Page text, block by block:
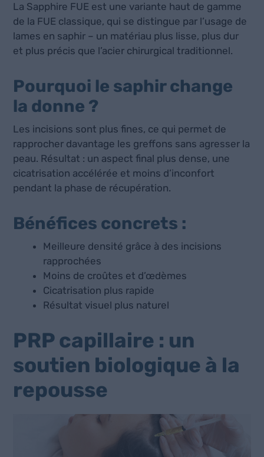
La Sapphire FUE est une variante haut de gamme
de la FUE classique, qui se distingue par l’usage de
lames en saphir – un matériau plus lisse, plus dur
et plus précis que l’acier chirurgical traditionnel.
Pourquoi le saphir change
la donne ?
Les incisions sont plus fines, ce qui permet de
rapprocher davantage les greffons sans agresser la
peau. Résultat : un aspect final plus dense, une
cicatrisation accélérée et moins d’inconfort
pendant la phase de récupération.
Bénéfices concrets :
Meilleure densité grâce à des incisions
rapprochées
Moins de croûtes et d’œdèmes
Cicatrisation plus rapide
Résultat visuel plus naturel
PRP capillaire : un
soutien biologique à la
repousse